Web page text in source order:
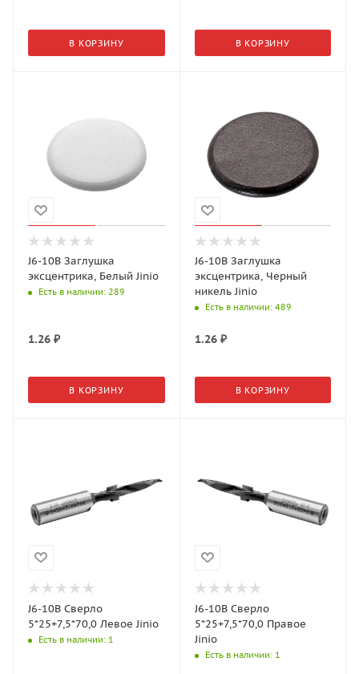
В КОРЗИНУ В КОРЗИНУ
J6-10B Заглушка
эксцентрика, Белый Jinio
Есть в наличии: 289
1.26 ₽
В КОРЗИНУ
J6-10B Заглушка
эксцентрика, Черный
никель Jinio
Есть в наличии: 489
1.26₽
В КОРЗИНУ
J6-10B Сверло
5*25+7,5*70,0 Левое Jinio
Есть в наличии: 1
J6-10B Сверло
5*25+7,5*70,0 Правое
Jinio
Есть в наличии: 1